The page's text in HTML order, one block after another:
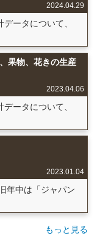
2024.04.29
ータについて、
果物、花きの生産
2023.04.06
ータについて、
2023.01.04
年中は「ジャパン
もっと見る